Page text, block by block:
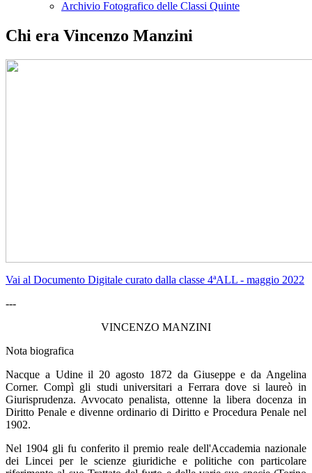
Archivio Fotografico delle Classi Quinte
Chi era Vincenzo Manzini
Vai al Documento Digitale curato dalla classe 4ªALL - maggio 2022
---
VINCENZO MANZINI
Nota biografica
Nacque a Udine il 20 agosto 1872 da Giuseppe e da Angelina
Corner. Compì gli studi universitari a Ferrara dove si laureò in
Giurisprudenza. Avvocato penalista, ottenne la libera docenza in
Diritto Penale e divenne ordinario di Diritto e Procedura Penale nel
1902.
Nel 1904 gli fu conferito il premio reale dell'Accademia nazionale
dei Lincei per le scienze giuridiche e politiche con particolare